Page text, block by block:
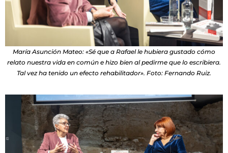
María Asunción Mateo: «Sé que a Rafael le hubiera gustado cómo
relato nuestra vida en común e hizo bien al pedirme que lo escribiera.
Tal vez ha tenido un efecto rehabilitador». Foto: Fernando Ruiz.